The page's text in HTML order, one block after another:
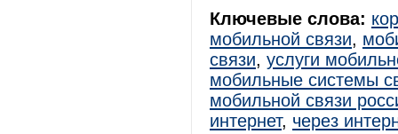
Ключевые слова:
мобильной связи,
связи, услуги
мобильные системы
мобильной связи
интернет, через